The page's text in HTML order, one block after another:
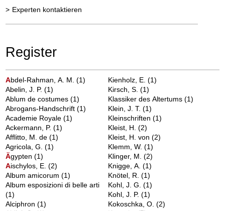
> Experten kontaktieren
Register
Abdel-Rahman, A. M.(1)
Abelin, J. P.(1)
Ablum de costumes(1)
Abrogans-Handschrift(1)
Academie Royale(1)
Ackermann, P.(1)
Afflitto, M. de(1)
Agricola, G.(1)
Ägypten(1)
Aischylos, E.(2)
Album amicorum(1)
Album esposizioni di belle arti
(1)
Alciphron(1)
Kienholz, E.(1)
Kirsch, S.(1)
Klassiker des Altertums(1)
Klein, J. T.(1)
Kleinschriften(1)
Kleist, H.(2)
Kleist, H. von(2)
Klemm, W.(1)
Klinger, M.(2)
Knigge, A.(1)
Knötel, R.(1)
Kohl, J. G.(1)
Kohl, J. P.(1)
Kokoschka, O.(2)